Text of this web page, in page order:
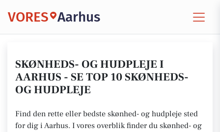
VORES Aarhus
SKØNHEDS- OG HUDPLEJE I
AARHUS - SE TOP 10 SKØNHEDS-
OG HUDPLEJE
Find den rette eller bedste skønhed- og hudpleje sted
for dig i Aarhus. I vores overblik finder du skønhed- og